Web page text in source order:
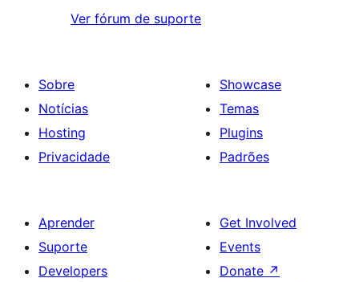
Ver fórum de suporte
Sobre
Notícias
Hosting
Privacidade
Showcase
Temas
Plugins
Padrões
Aprender
Suporte
Developers
Get Involved
Events
Donate ↗